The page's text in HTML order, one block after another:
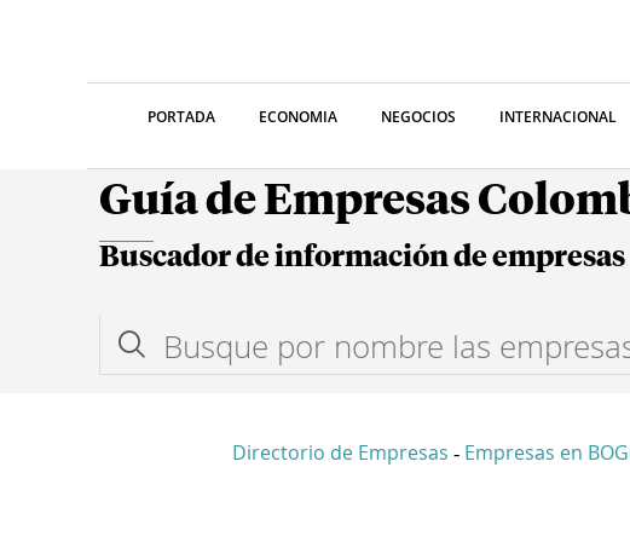
PORTADA ECONOMIA NEGOCIOS INTERNACIONAL
Guía de Empresas
Buscador de información de empresas
Directorio de Empresas - Empresas en